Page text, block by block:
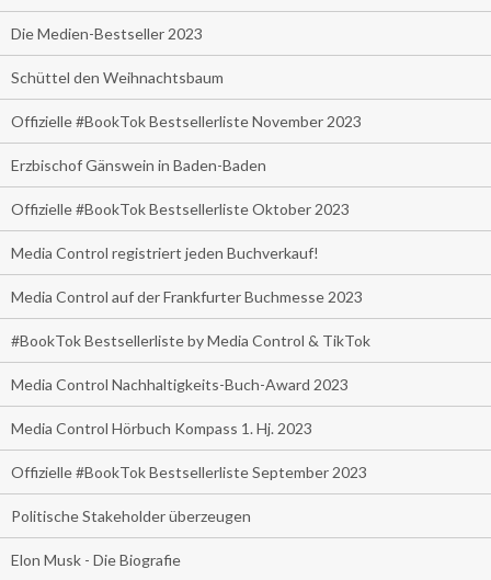
Die Medien-Bestseller 2023
Schüttel den Weihnachtsbaum
Offizielle #BookTok Bestsellerliste November 2023
Erzbischof Gänswein in Baden-Baden
Offizielle #BookTok Bestsellerliste Oktober 2023
Media Control registriert jeden Buchverkauf!
Media Control auf der Frankfurter Buchmesse 2023
#BookTok Bestsellerliste by Media Control & TikTok
Media Control Nachhaltigkeits-Buch-Award 2023
Media Control Hörbuch Kompass 1. Hj. 2023
Offizielle #BookTok Bestsellerliste September 2023
Politische Stakeholder überzeugen
Elon Musk - Die Biografie